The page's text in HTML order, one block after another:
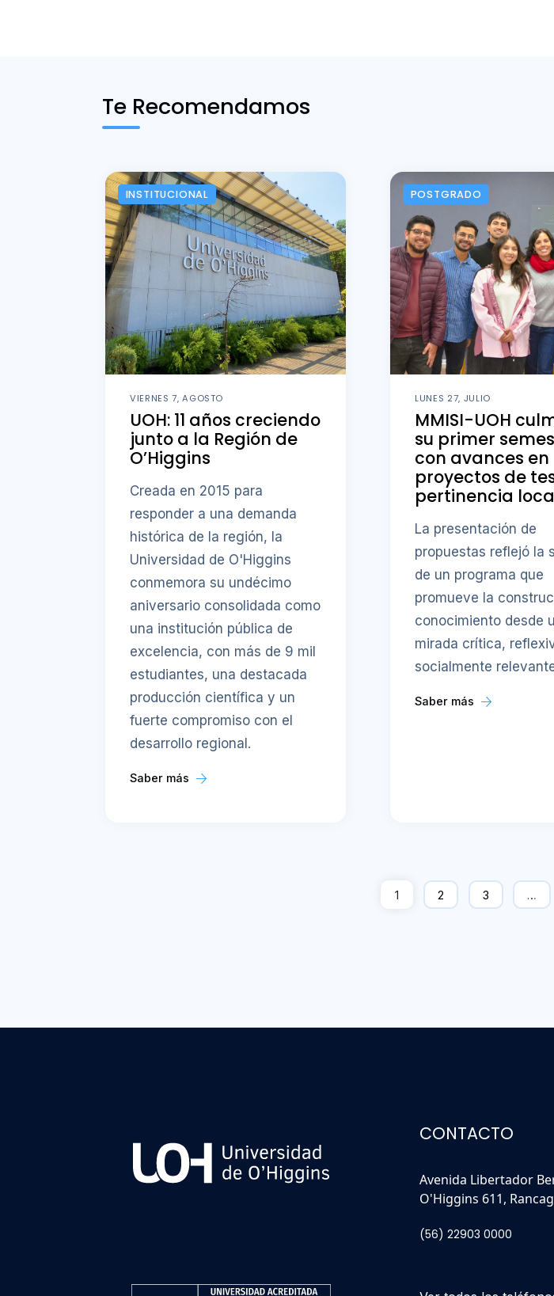
Te Recomendamos
INSTITUCIONAL
VIERNES 7, AGOSTO
UOH: 11 años creciendo
junto a la Región de
O’Higgins
Creada en 2015 para
responder a una demanda
histórica de la región, la
Universidad de O'Higgins
conmemora su undécimo
aniversario consolidada como
una institución pública de
excelencia, con más de 9 mil
estudiantes, una destacada
producción científica y un
fuerte compromiso con el
desarrollo regional.
Saber más
POSTGRADO
LUNES 27, JULIO
MMISI-UOH
su primer
con avances en
proyectos de
pertinencia
La presentación de
propuestas reflejó la
de un programa que
promueve la
conocimiento desde
mirada crítica,
socialmente
Saber más
1 2 3 …
CONTACTO
Avenida Libertador
O'Higgins 611,
(56) 22903 0000